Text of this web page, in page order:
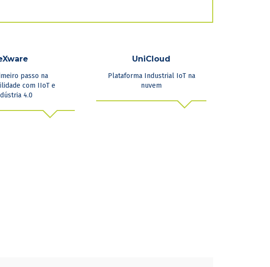
passo na
com IIoT e
4.0
UniCloud
Plataforma Industrial IoT na
nuvem